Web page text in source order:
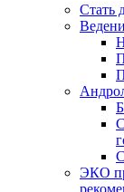
Стать
ЭКО